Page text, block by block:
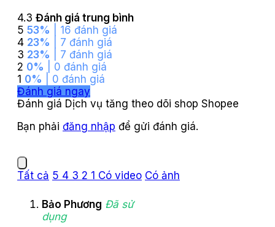
4.3 Đánh giá trung bình
5 53% | 16 đánh giá
4 23% | 7 đánh giá
3 23% | 7 đánh giá
2 0% | 0 đánh giá
1 0% | 0 đánh giá
Đánh giá ngay
Đánh giá Dịch vụ tăng theo dõi shop Shopee
Bạn phải đăng nhập để gửi đánh giá.
Tất cả 5 4 3 2 1 Có video Có ảnh
Bảo Phương Đã sử
dụng